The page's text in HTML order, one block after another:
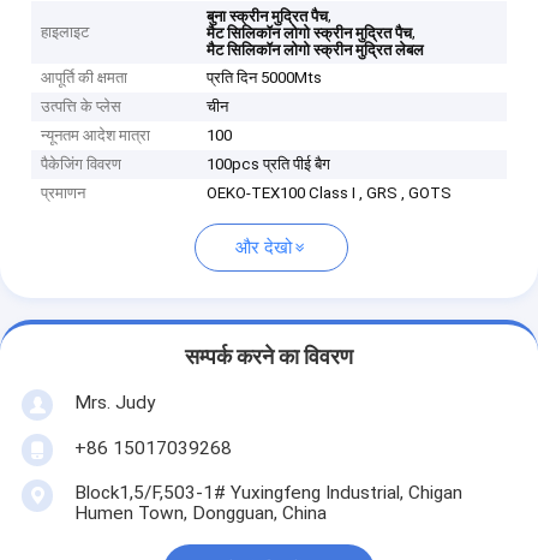
हाइलाइट
बुना स्क्रीन मुद्रित पैच,
मैट सिलिकॉन लोगो स्क्रीन मुद्रित पैच,
मैट सिलिकॉन लोगो स्क्रीन मुद्रित लेबल
आपूर्ति की क्षमता
प्रति दिन 5000Mts
उत्पत्ति के प्लेस
चीन
न्यूनतम आदेश मात्रा
100
पैकेजिंग विवरण
100pcs प्रति पीई बैग
प्रमाणन
OEKO-TEX100 Class I , GRS , GOTS
और देखो
सम्पर्क करने का विवरण
Mrs. Judy
+86 15017039268
Block1,5/F,503-1# Yuxingfeng Industrial, Chigan
Humen Town, Dongguan, China